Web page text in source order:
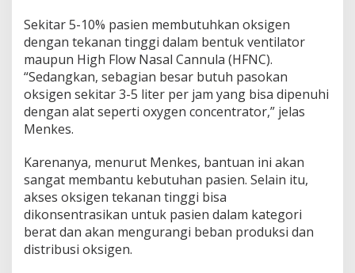
Sekitar 5-10% pasien membutuhkan oksigen
dengan tekanan tinggi dalam bentuk ventilator
maupun High Flow Nasal Cannula (HFNC).
“Sedangkan, sebagian besar butuh pasokan
oksigen sekitar 3-5 liter per jam yang bisa dipenuhi
dengan alat seperti oxygen concentrator,” jelas
Menkes.
Karenanya, menurut Menkes, bantuan ini akan
sangat membantu kebutuhan pasien. Selain itu,
akses oksigen tekanan tinggi bisa
dikonsentrasikan untuk pasien dalam kategori
berat dan akan mengurangi beban produksi dan
distribusi oksigen.